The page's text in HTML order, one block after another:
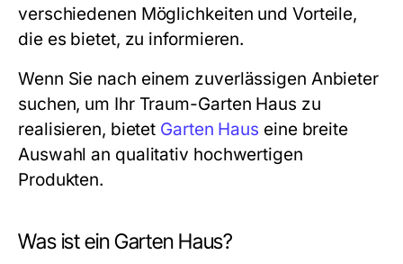
verschiedenen Möglichkeiten und Vorteile,
die es bietet, zu informieren.
Wenn Sie nach einem zuverlässigen Anbieter
suchen, um Ihr Traum-Garten Haus zu
realisieren, bietet Garten Haus eine breite
Auswahl an qualitativ hochwertigen
Produkten.
Was ist ein Garten Haus?